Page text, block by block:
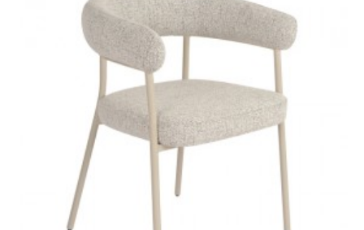
KRZESŁO OBROTOWE
LIVORNO PETROL
549,43 zł
KRZESŁO OBROTOWE
LIVORNO BEŻOWE
488,99 zł 549,43 zł